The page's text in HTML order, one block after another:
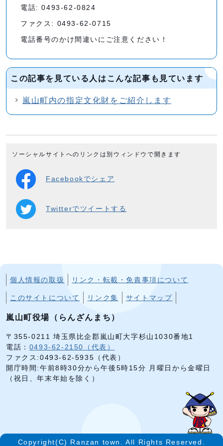
電話: 0493-62-0824
ファクス: 0493-62-0715
電話番号のかけ間違いにご注意ください！
この記事を見ている人はこんな記事も見ています
嵐山町内の指定文化財をご紹介します
ソーシャルサイトへのリンクは別ウィンドウで開きます
Facebookでシェア
Twitterでツイートする
個人情報の取扱 リンク・転載・免責事項について
このサイトについて リンク集 サイトマップ
嵐山町役場（らんざんまち）
〒355-0211 埼玉県比企郡嵐山町大字杉山1030番地1
電話： 0493-62-2150（代表）
ファクス:0493-62-5935（代表）
開庁時間:午前8時30分から午後5時15分 月曜日から金曜日
（祝日、年末年始を除く）
Copyright(C) Ranzan town. All Rights Reserved.